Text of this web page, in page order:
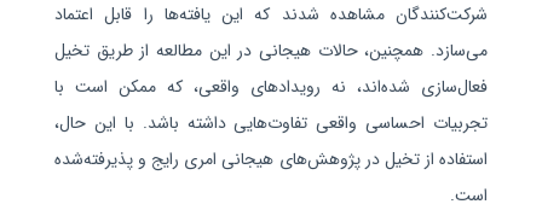
شرکت‌کنندگان مشاهده شدند که این یافته‌ها را قابل اعتماد
می‌سازد. همچنین، حالات هیجانی در این مطالعه از طریق تخیل
فعال‌سازی شده‌اند، نه رویدادهای واقعی، که ممکن است با
تجربیات احساسی واقعی تفاوت‌هایی داشته باشد. با این حال،
استفاده از تخیل در پژوهش‌های هیجانی امری رایج و پذیرفته‌شده
است.